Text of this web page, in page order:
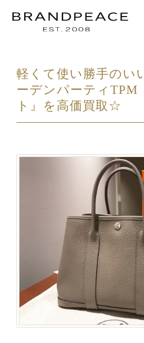
軽くて使い勝手の
ーデンパーティ
ト』を高価買取☆